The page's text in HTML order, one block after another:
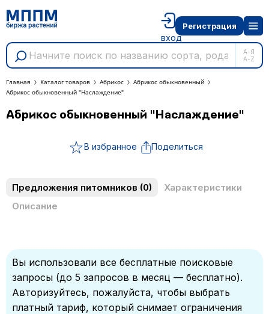
А-Я
A-Z
вход
Регистрация
Главная Каталог товаров Абрикос
Абрикос обыкновенный
Абрикос обыкновенный "Наслаждение"
Абрикос обыкновенный "Наслаждение"
В избранное Поделиться
Предложения питомников (0)
Характеристики
Описание
Вы использовали все бесплатные поисковые
запросы (до 5 запросов в месяц — бесплатно).
Авторизуйтесь, пожалуйста, чтобы выбрать
платный тариф, который снимает ограничения